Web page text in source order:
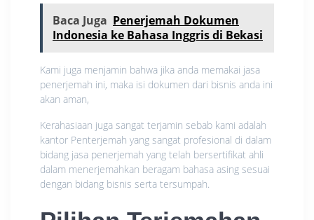
Baca Juga Penerjemah Dokumen
Indonesia ke Bahasa Inggris di Bekasi
Kami juga menjamin bahwa jika anda memakai jasa
penerjemah ini, maka isi dokumen dari bisnis anda ini
akan aman,
Kerahasiaan juga sangat terjamin sebab kami adalah
kantor Penterjemah yang sangat profesional di dalam
bidang jasa penerjemah yang telah bersertifikat ahli
dalam menerjemahkan beragam bahasa asing sesuai
dengan bidang bisnis serta tersumpah.